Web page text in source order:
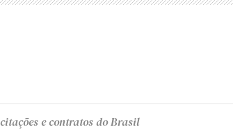
e contratos do Brasil